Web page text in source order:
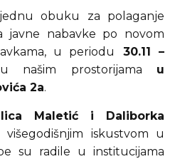
obuku za polaganje
javne nabavke po novom
u periodu
30.11 –
našim prostorijama u
2a.
Maletić i Daliborka
višegodišnjim iskustvom u
su radile u institucijama